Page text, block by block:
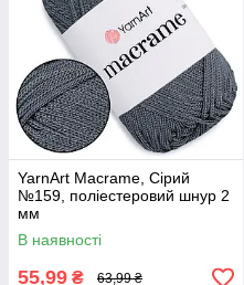
YarnArt Macrame, Сірий
№159, поліестеровий шнур 2
мм
В наявності
55,99 ₴ 63,99 ₴